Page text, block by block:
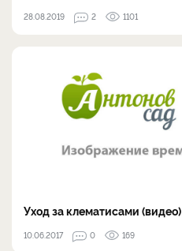
28.08.2019 2 1101
Уход за клематисами (видео)
10.06.2017 0 169